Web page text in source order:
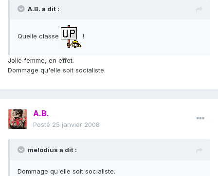
A.B. a dit :
Quelle classe !
Jolie femme, en effet.
Dommage qu'elle soit socialiste.
A.B.
Posté 25 janvier 2008
melodius a dit :
Dommage qu'elle soit socialiste.